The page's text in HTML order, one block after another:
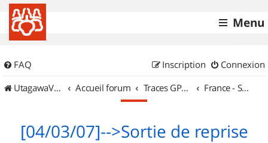
Menu
FAQ Connexion
Inscription
UtagawaVTT (Randos VTT et VTTAE avec traces GPS)
Accueil forum Traces GPS de randos VTT France - Sud Est
[04/03/07]-->Sortie de reprise